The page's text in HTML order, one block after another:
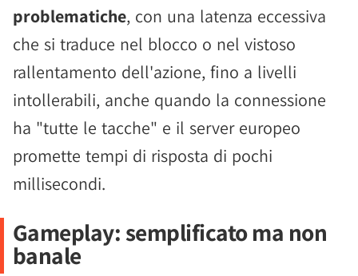
problematiche, con una latenza eccessiva
che si traduce nel blocco o nel vistoso
rallentamento dell'azione, fino a livelli
intollerabili, anche quando la connessione
ha "tutte le tacche" e il server europeo
promette tempi di risposta di pochi
millisecondi.
Gameplay: semplificato ma non
banale